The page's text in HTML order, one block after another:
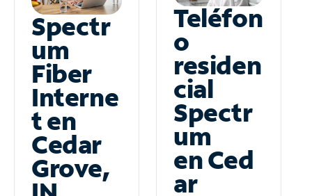
Spectr
um
Fiber
Interne
t en
Cedar
Grove,
Teléfon
o
residen
cial
Spectr
um
en Ced
ar